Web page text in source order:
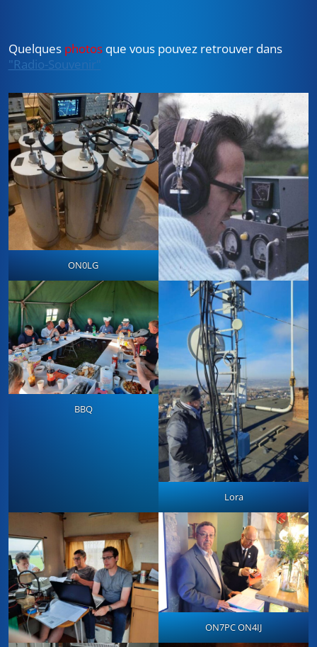
Quelques photosque vous pouvez retrouver dans
"Radio-Souvenir"
ON0LG
BBQ
Lora
ON7PC ON4IJ